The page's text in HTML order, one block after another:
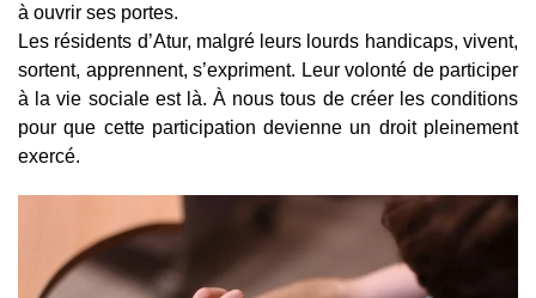
à ouvrir ses portes.
Les résidents d’Atur, malgré leurs lourds handicaps, vivent,
sortent, apprennent, s’expriment. Leur volonté de participer
à la vie sociale est là. À nous tous de créer les conditions
pour que cette participation devienne un droit pleinement
exercé.